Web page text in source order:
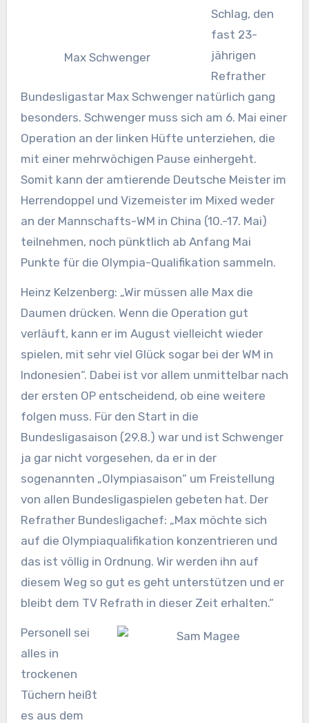
Max Schwenger
Schlag, den
fast 23-
jährigen
Refrather
Bundesligastar Max Schwenger natürlich gang
besonders. Schwenger muss sich am 6. Mai einer
Operation an der linken Hüfte unterziehen, die
mit einer mehrwöchigen Pause einhergeht.
Somit kann der amtierende Deutsche Meister im
Herrendoppel und Vizemeister im Mixed weder
an der Mannschafts-WM in China (10.-17. Mai)
teilnehmen, noch pünktlich ab Anfang Mai
Punkte für die Olympia-Qualifikation sammeln.
Heinz Kelzenberg: „Wir müssen alle Max die
Daumen drücken. Wenn die Operation gut
verläuft, kann er im August vielleicht wieder
spielen, mit sehr viel Glück sogar bei der WM in
Indonesien“. Dabei ist vor allem unmittelbar nach
der ersten OP entscheidend, ob eine weitere
folgen muss. Für den Start in die
Bundesligasaison (29.8.) war und ist Schwenger
ja gar nicht vorgesehen, da er in der
sogenannten „Olympiasaison“ um Freistellung
von allen Bundesligaspielen gebeten hat. Der
Refrather Bundesligachef: „Max möchte sich
auf die Olympiaqualifikation konzentrieren und
das ist völlig in Ordnung. Wir werden ihn auf
diesem Weg so gut es geht unterstützen und er
bleibt dem TV Refrath in dieser Zeit erhalten.“
Personell sei
alles in
trockenen
Tüchern heißt
es aus dem